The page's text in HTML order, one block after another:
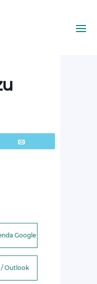
Google
/ Outlook